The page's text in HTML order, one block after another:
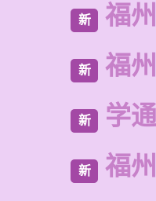
新 福
新 福
新 学
新 福